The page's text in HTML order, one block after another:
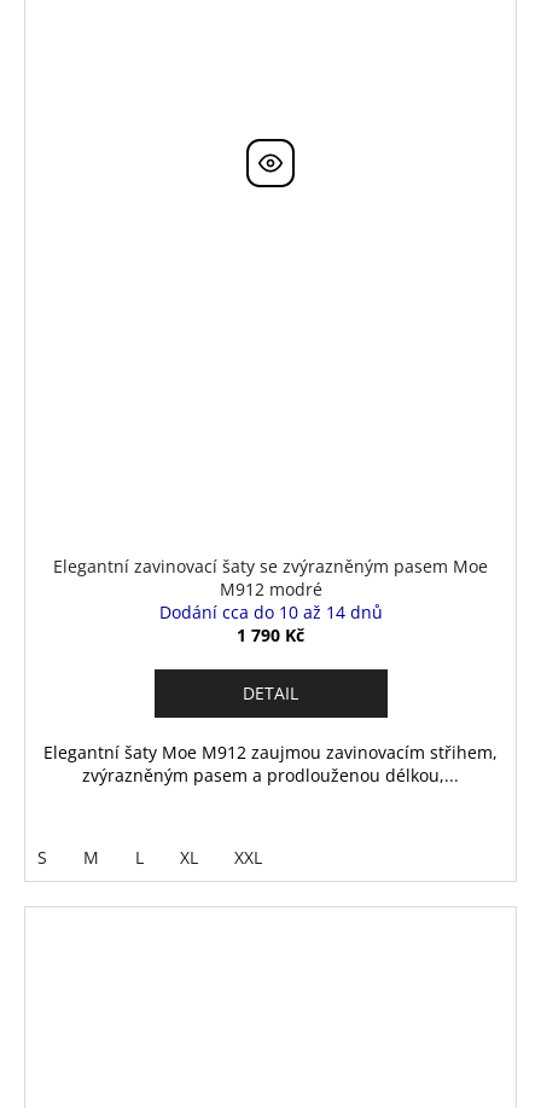
Elegantní zavinovací šaty se zvýrazněným pasem Moe
M912 modré
Dodání cca do 10 až 14 dnů
1 790 Kč
DETAIL
Elegantní šaty Moe M912 zaujmou zavinovacím střihem,
zvýrazněným pasem a prodlouženou délkou,...
S M L XL XXL